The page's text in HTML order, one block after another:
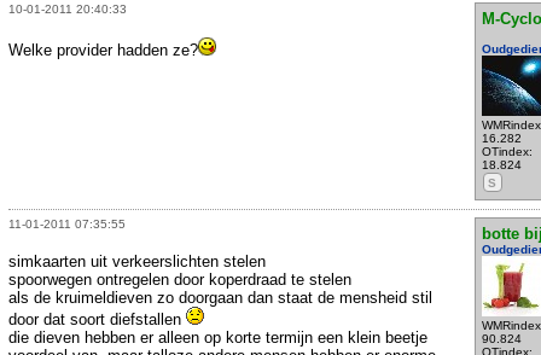
10-01-2011 20:40:33
M-
16.282
OTindex:
18.824
S
Welke provider hadden ze?
11-01-2011 07:35:55
botte
90.824
OTindex:
simkaarten uit verkeerslichten stelen
spoorwegen ontregelen door koperdraad te stelen
als de kruimeldieven zo doorgaan dan staat de mensheid stil
door dat soort diefstallen
die dieven hebben er alleen op korte termijn een klein beetje